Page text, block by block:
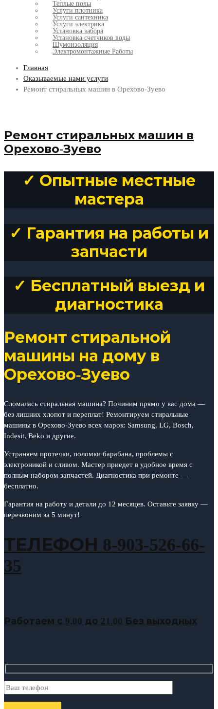
Теплые полы
Услуги плотника
Услуги сантехника
Услуги электрика
Установка забора
Установка счетчиков воды
Шумоизоляция
Электромонтажные Работы
Главная
Оказываемые нами услуги
Ремонт стиральных машин в Орехово-Зуево
Ремонт стиральных машин в
Орехово-Зуево
✓ Опытные местные
мастера
✓ Гарантия на работы и
запчасти
✓ Бесплатный выезд и
диагностика
Ремонт стиральной
машины на дому в
Орехово-Зуево
Сломалась стиральная машина? Починим прямо у вас дома —
без лишних хлопот и переплат! Ремонтируем стиральные
машины в Орехово-Зуево всех марок: Samsung, LG, Bosch,
Indesit, Beko и другие.
Устраняем протечки, поломки барабана, проблемы с
электроникой и сливом. Мастер приедет в удобное время с
полным набором запчастей. Диагностика при ремонте —
бесплатно.
Гарантия на работу и детали до 12 месяцев. Оставьте заявку —
перезвоним за 5 минут!
ТЕЛЕФОН 8-903-526-66-
35
Работаем с 9.00 до 21.00 Без выходных